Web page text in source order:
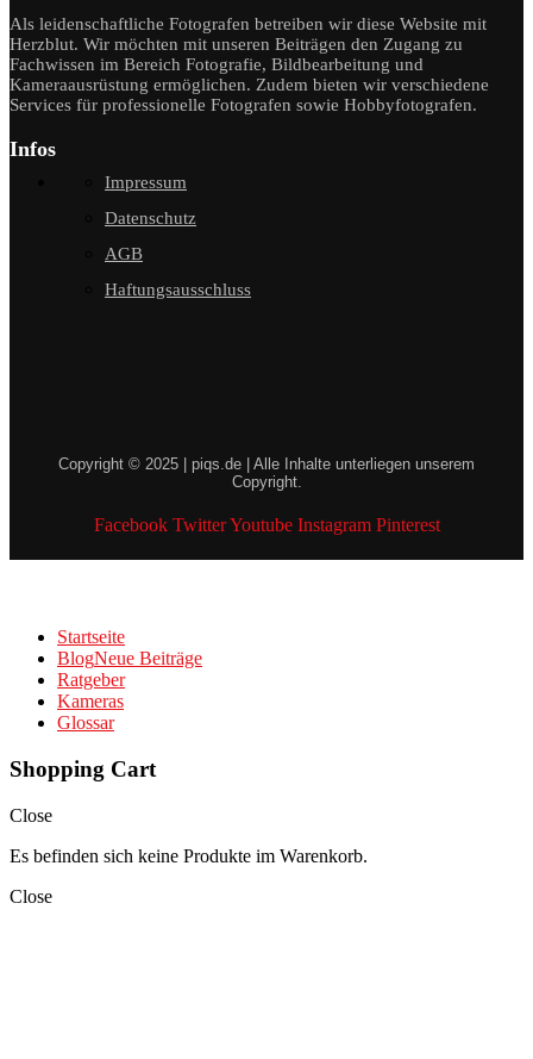
Als leidenschaftliche Fotografen betreiben wir diese Website mit
Herzblut. Wir möchten mit unseren Beiträgen den Zugang zu
Fachwissen im Bereich Fotografie, Bildbearbeitung und
Kameraausrüstung ermöglichen. Zudem bieten wir verschiedene
Services für professionelle Fotografen sowie Hobbyfotografen.
Infos
Impressum
Datenschutz
AGB
Haftungsausschluss
Copyright © 2025 | piqs.de | Alle Inhalte unterliegen unserem
Copyright.
Facebook Twitter Youtube Instagram Pinterest
Startseite
BlogNeue Beiträge
Ratgeber
Kameras
Glossar
Shopping Cart
Close
Es befinden sich keine Produkte im Warenkorb.
Close